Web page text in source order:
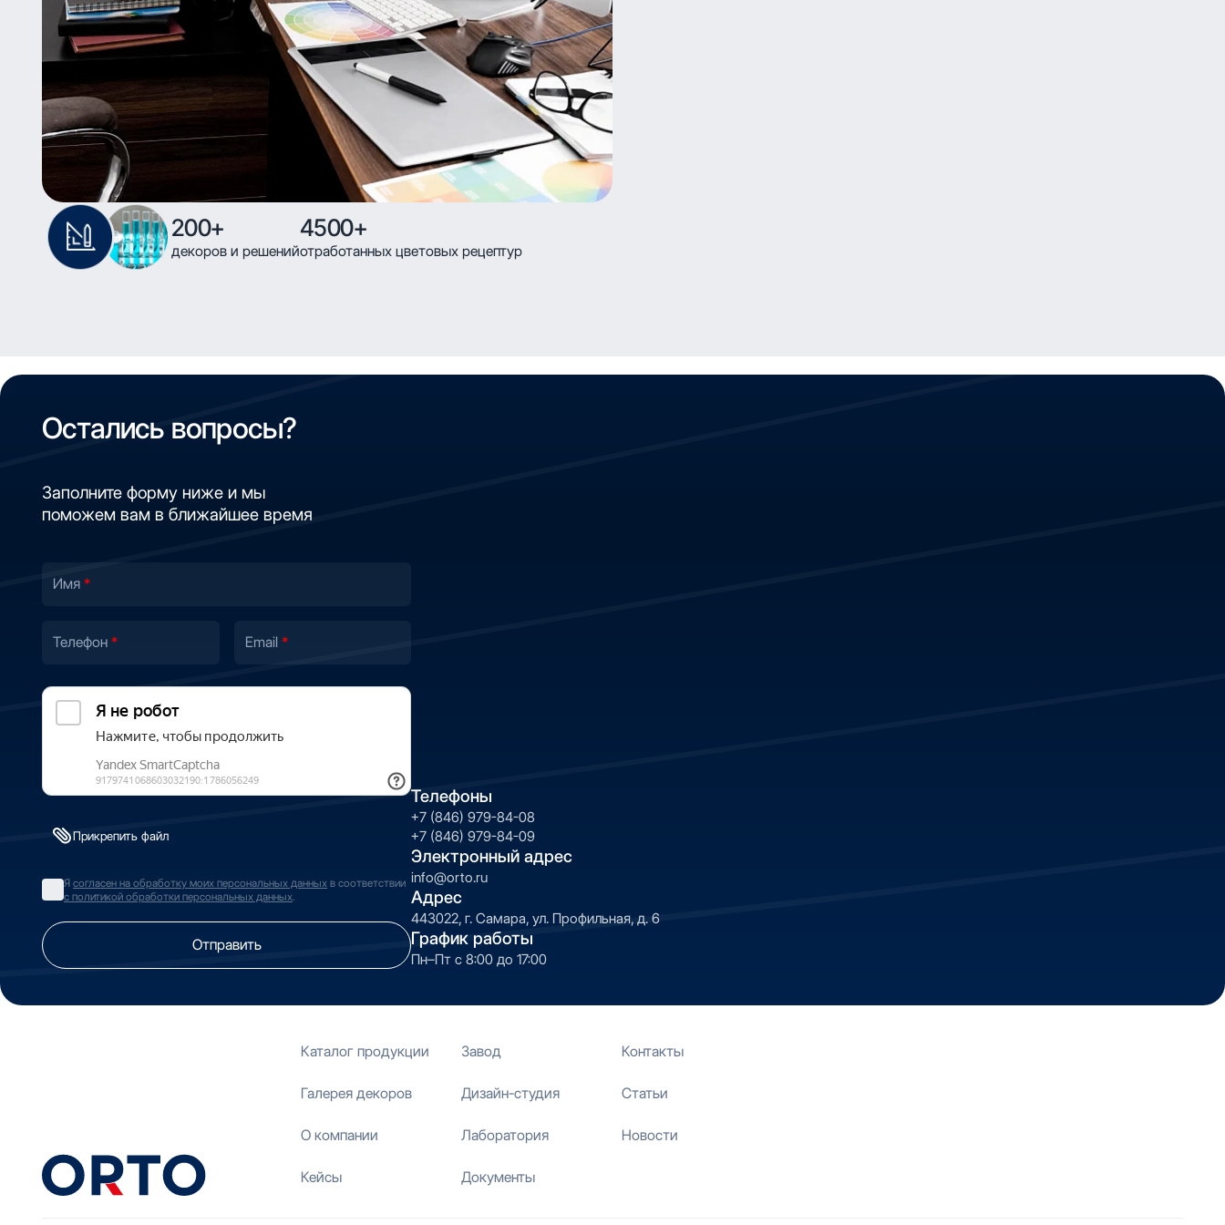
200+
декоров и решений
4500+
отработанных цветовых рецептур
Остались вопросы?
Заполните форму ниже и мы
поможем вам в ближайшее время
Имя
Телефон Email
Прикрепить файл
Я согласен на обработку моих персональных данных в соответствии
с политикой обработки персональных данных.
Отправить
Телефоны
+7 (846) 979-84-08
+7 (846) 979-84-09
Электронный адрес
info@orto.ru
Адрес
443022, г. Самара, ул. Профильная, д. 6
График работы
Пн–Пт с 8:00 до 17:00
Каталог продукции
Галерея декоров
О компании
Кейсы
Завод
Дизайн-студия
Лаборатория
Документы
Контакты
Статьи
Новости